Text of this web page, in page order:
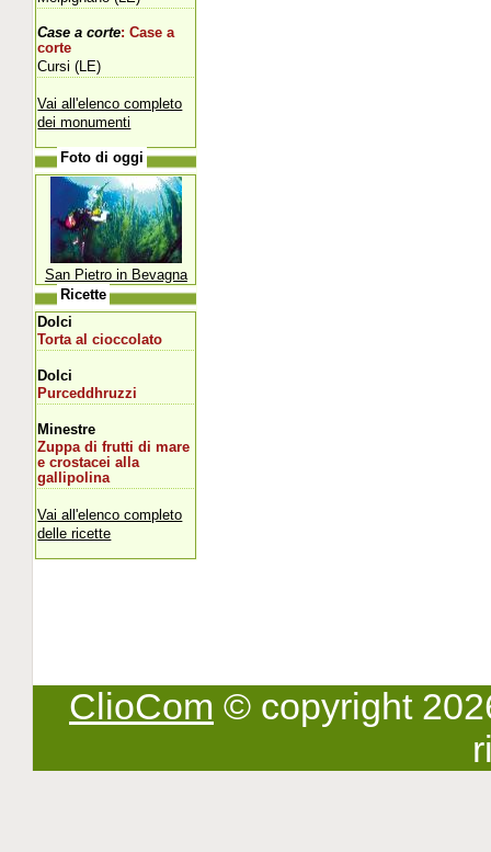
Case a corte: Case a
corte
Cursi (LE)
Vai all'elenco completo
dei monumenti
Foto di oggi
San Pietro in Bevagna
Ricette
Dolci
Torta al cioccolato
Dolci
Purceddhruzzi
Minestre
Zuppa di frutti di mare
e crostacei alla
gallipolina
Vai all'elenco completo
delle ricette
ClioCom © copyright